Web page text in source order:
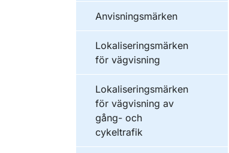
Anvisningsmärken
Lokaliseringsmärken
för vägvisning
Lokaliseringsmärken
för vägvisning av
gång- och
cykeltrafik